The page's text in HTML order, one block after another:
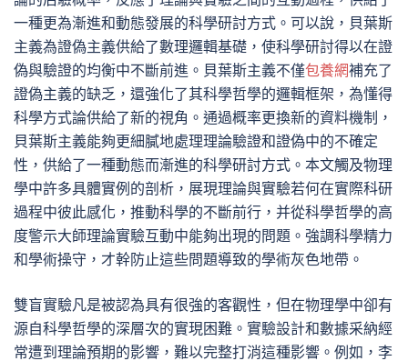
一種更為漸進和動態發展的科學研討方式。可以說，貝葉斯
主義為證偽主義供給了數理邏輯基礎，使科學研討得以在證
偽與驗證的均衡中不斷前進。貝葉斯主義不僅包養網補充了
證偽主義的缺乏，還強化了其科學哲學的邏輯框架，為懂得
科學方式論供給了新的視角。通過概率更換新的資料機制，
貝葉斯主義能夠更細膩地處理理論驗證和證偽中的不確定
性，供給了一種動態而漸進的科學研討方式。本文觸及物理
學中許多具體實例的剖析，展現理論與實驗若何在實際科研
過程中彼此感化，推動科學的不斷前行，并從科學哲學的高
度警示大師理論實驗互動中能夠出現的問題。強調科學精力
和學術操守，才幹防止這些問題導致的學術灰色地帶。
雙盲實驗凡是被認為具有很強的客觀性，但在物理學中卻有
源自科學哲學的深層次的實現困難。實驗設計和數據采納經
常遭到理論預期的影響，難以完整打消這種影響。例如，李